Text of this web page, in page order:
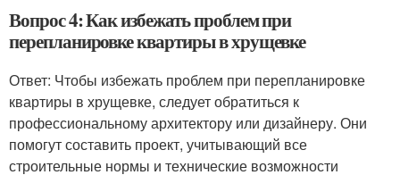
Вопрос 4: Как избежать проблем при
перепланировке квартиры в хрущевке
Ответ: Чтобы избежать проблем при перепланировке
квартиры в хрущевке, следует обратиться к
профессиональному архитектору или дизайнеру. Они
помогут составить проект, учитывающий все
строительные нормы и технические возможности